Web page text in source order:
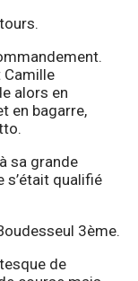
Camille
alors en
en bagarre,
sa grande
s’était qualifié
3ème.
de